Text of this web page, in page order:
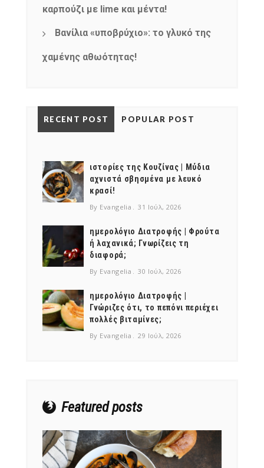
καρπούζι με lime και μέντα!
Βανίλια «υποβρύχιο»: το γλυκό της
χαμένης αθωότητας!
RECENT POST POPULAR POST
ιστορίες της Κουζίνας | Μύδια
αχνιστά σβησμένα με λευκό
κρασί!
By Evangelia 31 Ιούλ, 2026
ημερολόγιο Διατροφής | Φρούτα
ή λαχανικά; Γνωρίζεις τη
διαφορά;
By Evangelia 30 Ιούλ, 2026
ημερολόγιο Διατροφής |
Γνώριζες ότι, το πεπόνι περιέχει
πολλές βιταμίνες;
By Evangelia 29 Ιούλ, 2026
Featured posts